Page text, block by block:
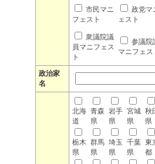
市民マニ
フェスト
政党マ
ェスト
衆議院議
員マニフェス
ト
参議院
マニフェス
政治家
名
北海
道
青森
県
岩手
県
宮城
県
秋
県
栃木
県
群馬
県
埼玉
県
千葉
県
東
都